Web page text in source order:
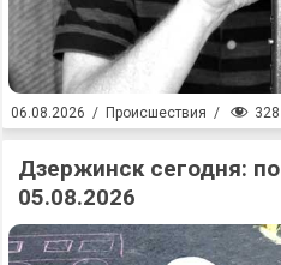
06.08.2026 / Происшествия / 328
Дзержинск сегодня:
05.08.2026